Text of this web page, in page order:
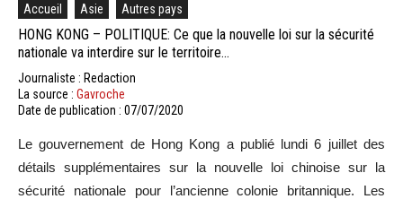
Accueil Asie Autres pays
HONG KONG – POLITIQUE: Ce que la nouvelle loi sur la sécurité
nationale va interdire sur le territoire…
Journaliste : Redaction
La source : Gavroche
Date de publication : 07/07/2020
Le gouvernement de Hong Kong a publié lundi 6 juillet des
détails supplémentaires sur la nouvelle loi chinoise sur la
sécurité nationale pour l’ancienne colonie britannique. Les